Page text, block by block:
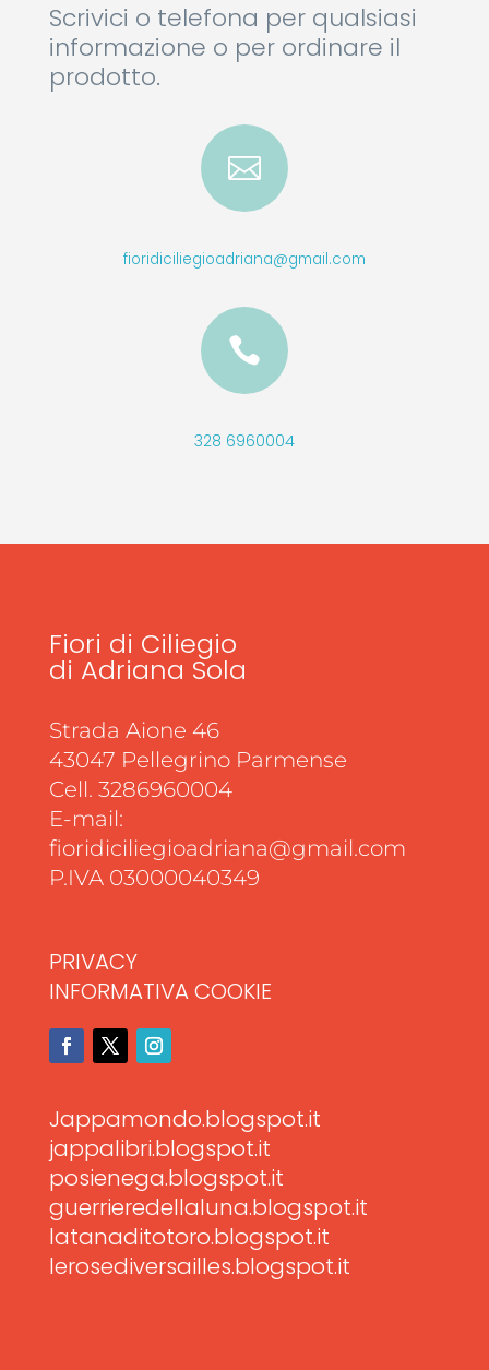
Scrivici o telefona per qualsiasi
informazione o per ordinare il
prodotto.

fioridiciliegioadriana@gmail.com

328 6960004
Fiori di Ciliegio
di Adriana Sola
Strada Aione 46
43047 Pellegrino Parmense
Cell. 3286960004
E-mail:
fioridiciliegioadriana@gmail.com
P.IVA 03000040349
PRIVACY
INFORMATIVA COOKIE
Jappamondo.blogspot.it
jappalibri.blogspot.it
posienega.blogspot.it
guerrieredellaluna.blogspot.it
latanaditotoro.blogspot.it
lerosediversailles.blogspot.it